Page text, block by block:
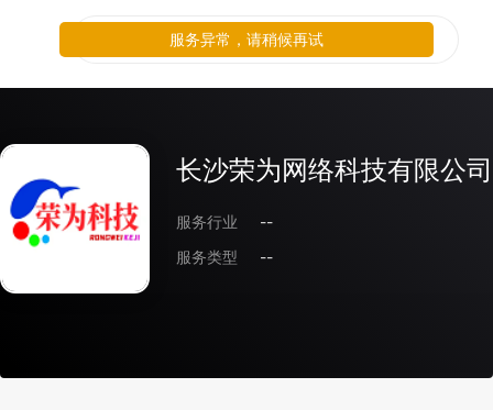
长沙荣为网络科技有限公司
服务行业
--
服务类型
--
服务异常，请稍候再试